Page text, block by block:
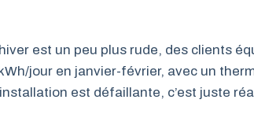
est un peu plus rude, des clients
jour en janvier-février, avec un
est défaillante, c’est juste